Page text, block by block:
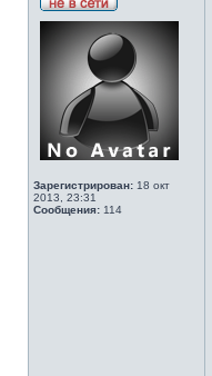
Зарегистрирован: 18 окт
2013, 23:31
Сообщения: 114